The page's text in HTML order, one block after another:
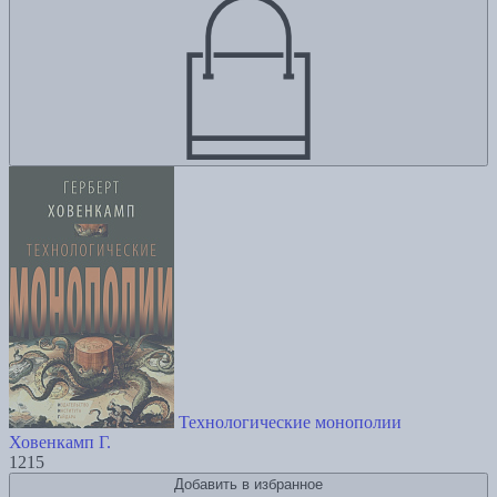
Технологические монополии
Ховенкамп Г.
1215
Добавить в избранное